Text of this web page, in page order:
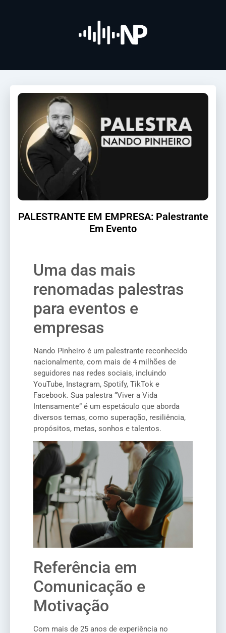
PALESTRANTE EM EMPRESA: Palestrante
Em Evento
Uma das mais
renomadas palestras
para eventos e
empresas
Nando Pinheiro é um palestrante reconhecido
nacionalmente, com mais de 4 milhões de
seguidores nas redes sociais, incluindo
YouTube, Instagram, Spotify, TikTok e
Facebook. Sua palestra “Viver a Vida
Intensamente” é um espetáculo que aborda
diversos temas, como superação, resiliência,
propósitos, metas, sonhos e talentos.
Referência em
Comunicação e
Motivação
Com mais de 25 anos de experiência no